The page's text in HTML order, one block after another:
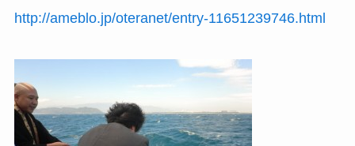
http://ameblo.jp/oteranet/entry-11651239746.html